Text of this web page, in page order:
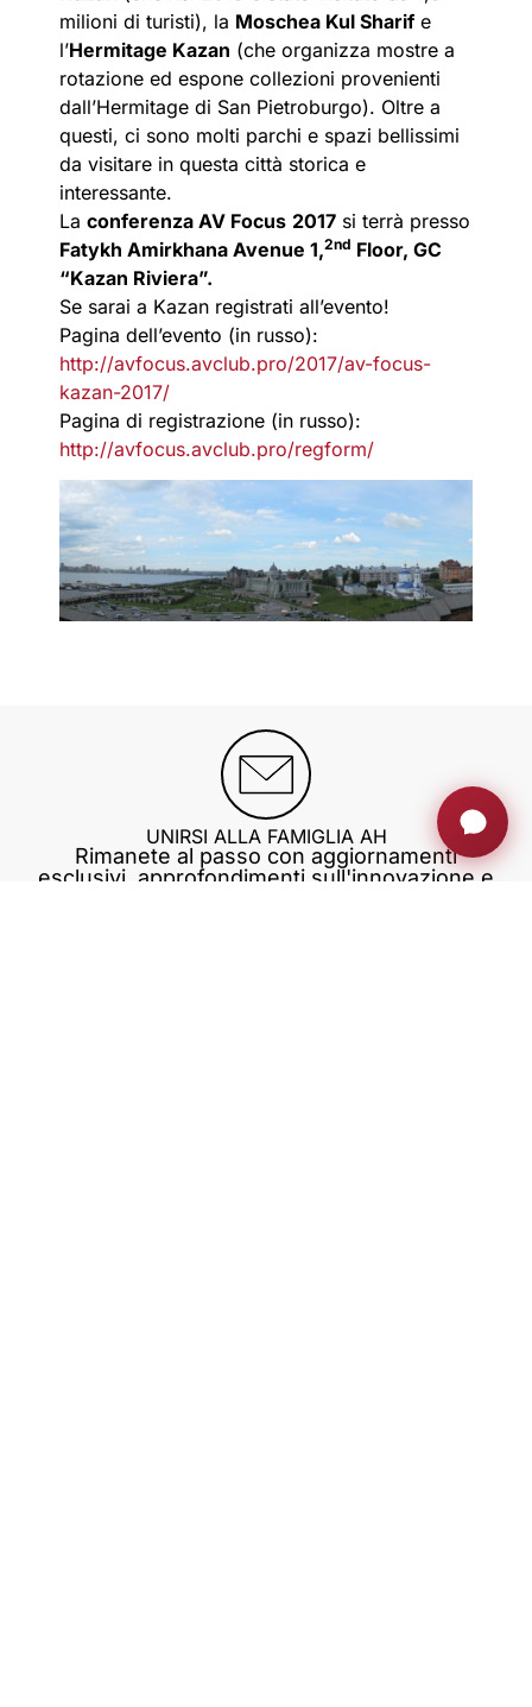
milioni di turisti), la Moschea Kul Sharife
l’Hermitage Kazan (che organizza mostre a
rotazione ed espone collezioni provenienti
dall’Hermitage di San Pietroburgo). Oltre a
questi, ci sono molti parchi e spazi bellissimi
da visitare in questa città storica e
interessante.
La conferenza AV Focus 2017 si terrà presso
Fatykh Amirkhana Avenue 1,2nd Floor, GC
“Kazan Riviera”.
Se sarai a Kazan registrati all’evento!
Pagina dell’evento (in russo):
http://avfocus.avclub.pro/2017/av-focus-
kazan-2017/
Pagina di registrazione (in russo):
http://avfocus.avclub.pro/regform/
UNIRSI ALLA FAMIGLIA AH
Rimanete al passo con aggiornamenti
esclusivi, approfondimenti sull'innovazione e